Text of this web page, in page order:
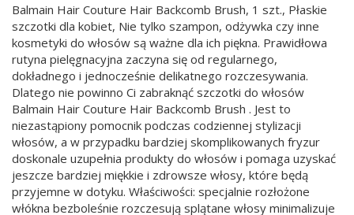
Balmain Hair Couture Hair Backcomb Brush, 1 szt., Płaskie
szczotki dla kobiet, Nie tylko szampon, odżywka czy inne
kosmetyki do włosów są ważne dla ich piękna. Prawidłowa
rutyna pielęgnacyjna zaczyna się od regularnego,
dokładnego i jednocześnie delikatnego rozczesywania.
Dlatego nie powinno Ci zabraknąć szczotki do włosów
Balmain Hair Couture Hair Backcomb Brush . Jest to
niezastąpiony pomocnik podczas codziennej stylizacji
włosów, a w przypadku bardziej skomplikowanych fryzur
doskonale uzupełnia produkty do włosów i pomaga uzyskać
jeszcze bardziej miękkie i zdrowsze włosy, które będą
przyjemne w dotyku. Właściwości: specjalnie rozłożone
włókna bezboleśnie rozczesują splątane włosy minimalizuje